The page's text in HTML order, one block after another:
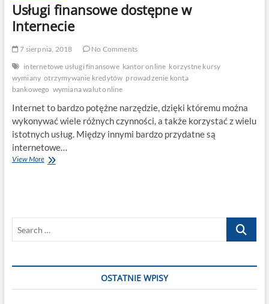
Usługi finansowe dostępne w
Internecie
7 sierpnia, 2018
No Comments
internetowe usługi finansowe kantor online korzystne kursy
wymiany otrzymywanie kredytów prowadzenie konta
bankowego wymiana walut online
Internet to bardzo potężne narzędzie, dzięki któremu można
wykonywać wiele różnych czynności, a także korzystać z wielu
istotnych usług. Między innymi bardzo przydatne są
internetowe…
View MoreUsługi
Search
OSTATNIE WPISY